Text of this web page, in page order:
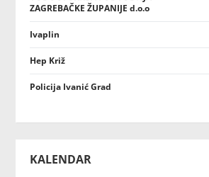
ZAGREBAČKE ŽUPANIJE d.o.o
Ivaplin
Hep Križ
Policija Ivanić Grad
KALENDAR